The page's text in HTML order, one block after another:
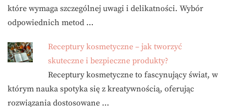
które wymaga szczególnej uwagi i delikatności. Wybór
odpowiednich metod …
Receptury kosmetyczne – jak tworzyć
skuteczne i bezpieczne produkty?
Receptury kosmetyczne to fascynujący świat, w
którym nauka spotyka się z kreatywnością, oferując
rozwiązania dostosowane …